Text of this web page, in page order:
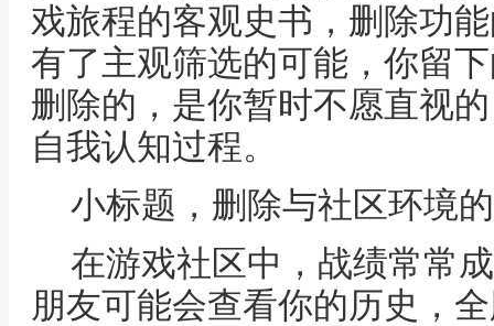
戏旅程的客观史书，删除功
有了主观筛选的可能，你留
删除的，是你暂时不愿直视
自我认知过程。
小标题，删除与社区环境
在游戏社区中，战绩常常
朋友可能会查看你的历史，